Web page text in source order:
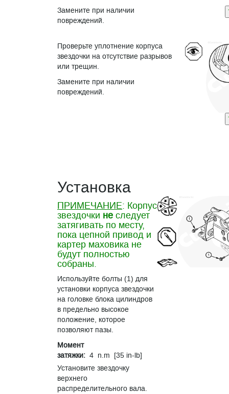
Замените при наличии
повреждений.
Проверьте уплотнение корпуса
звездочки на отсутствие разрывов
или трещин.
Замените при наличии
повреждений.
Установка
ПРИМЕЧАНИЕ: Корпус
звездочки неследует
затягивать по месту,
пока цепной привод и
картер маховика не
будут полностью
собраны.
Используйте болты (1) для
установки корпуса звездочки
на головке блока цилиндров
в предельно высокое
положение, которое
позволяют пазы.
Момент
затяжки: 4 n.m [35 in-lb]
Установите звездочку
верхнего
распределительного вала.